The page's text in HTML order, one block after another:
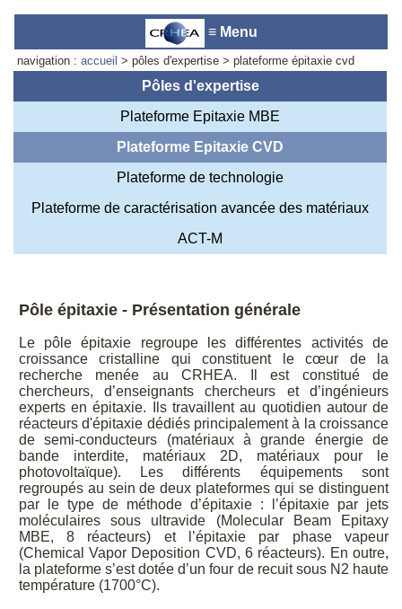
≡ Menu
navigation :accueil > pôles d'expertise > plateforme épitaxie cvd
Pôles d'expertise
Plateforme Epitaxie MBE
Plateforme Epitaxie CVD
Plateforme de technologie
Plateforme de caractérisation avancée des matériaux
ACT-M
Pôle épitaxie - Présentation générale
Le pôle épitaxie regroupe les différentes activités de
croissance cristalline qui constituent le cœur de la
recherche menée au CRHEA. Il est constitué de
chercheurs, d’enseignants chercheurs et d’ingénieurs
experts en épitaxie. Ils travaillent au quotidien autour de
réacteurs d'épitaxie dédiés principalement à la croissance
de semi-conducteurs (matériaux à grande énergie de
bande interdite, matériaux 2D, matériaux pour le
photovoltaïque). Les différents équipements sont
regroupés au sein de deux plateformes qui se distinguent
par le type de méthode d’épitaxie : l’épitaxie par jets
moléculaires sous ultravide (Molecular Beam Epitaxy
MBE, 8 réacteurs) et l’épitaxie par phase vapeur
(Chemical Vapor Deposition CVD, 6 réacteurs). En outre,
la plateforme s’est dotée d’un four de recuit sous N2 haute
température (1700°C).
Accueil du laboratoire :Anne-
Marie Cornuet
Téléphone: +33 4 93 95 42 00
Webmestre